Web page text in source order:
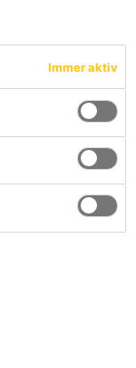
Immer aktiv